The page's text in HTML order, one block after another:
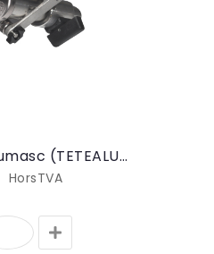
Tête de débit Alumasc (TETEALUMASC)
HorsTVA